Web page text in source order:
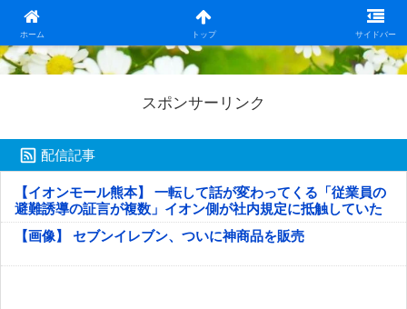
ホーム トップ サイドバー
日本第一！ニュース録
スポンサーリンク
配信記事
【イオンモール熊本】 一転して話が変わってくる「従業員の
避難誘導の証言が複数」イオン側が社内規定に抵触していた
疑い
【画像】 セブンイレブン、ついに神商品を販売